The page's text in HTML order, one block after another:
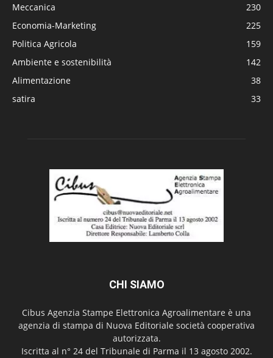
Meccanica
230
Economia-Marketing
225
Politica Agricola
159
Ambiente e sostenibilità
142
Alimentazione
38
satira
33
CHI SIAMO
Cibus Agenzia Stampe Elettronica Agroalimentare è una
agenzia di stampa di Nuova Editoriale società cooperativa
autorizzata.
Iscritta al n° 24 del Tribunale di Parma il 13 agosto 2002.